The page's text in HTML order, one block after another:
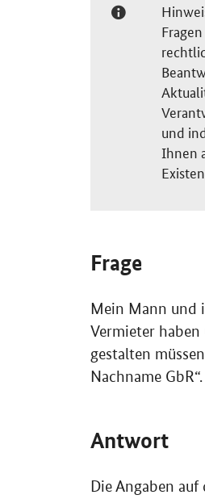
und
Ihnen
Frage
Mein Mann und
Vermieter
gestalten
Nachname
Antwort
Die Angaben